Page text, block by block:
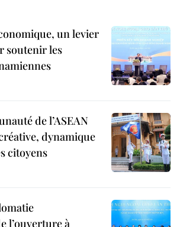
un levier
soutenir les
de l’ASEAN
dynamique
citoyens
l’ouverture à